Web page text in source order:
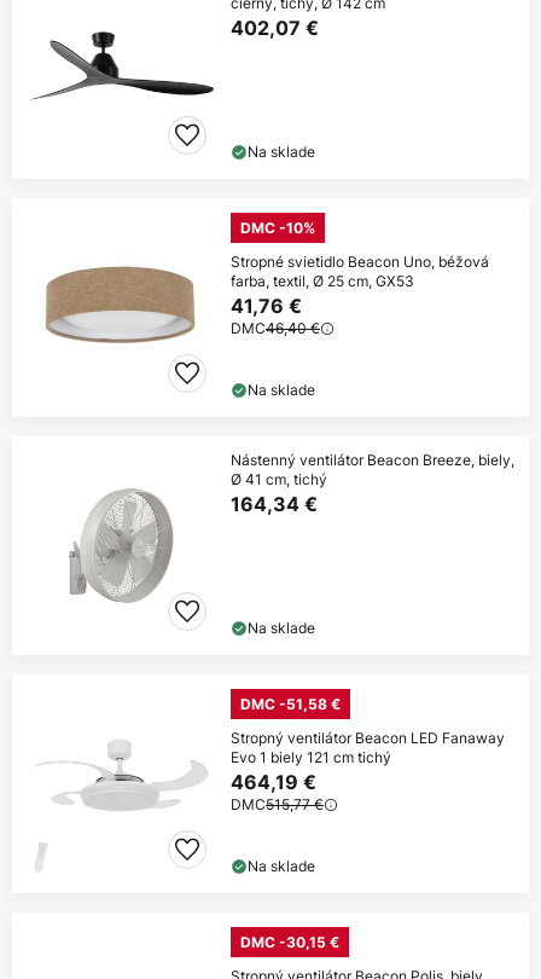
402,07 €
Na sklade
DMC -10%
Stropné svietidlo Beacon Uno, béžová
farba, textil, Ø 25 cm, GX53
41,76 €
DMC46,40 €
Na sklade
Nástenný ventilátor Beacon Breeze, biely,
Ø 41 cm, tichý
164,34 €
Na sklade
DMC -51,58 €
Stropný ventilátor Beacon LED Fanaway
Evo 1 biely 121 cm tichý
464,19 €
DMC515,77 €
Na sklade
DMC -30,15 €